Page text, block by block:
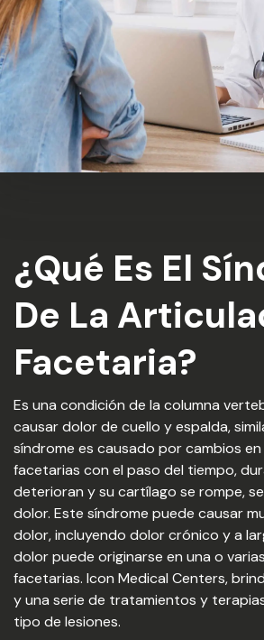
¿Qué Es El
De La
Facetaria?
Es una condición de la columna
causar dolor de cuello y espalda,
síndrome es causado por cambios
facetarias con el paso del tiempo,
deterioran y su cartílago se rompe,
dolor. Este síndrome puede causar
dolor, incluyendo dolor crónico y a
dolor puede originarse en una o
facetarias. Icon Medical Centers,
y una serie de tratamientos y
tipo de lesiones.